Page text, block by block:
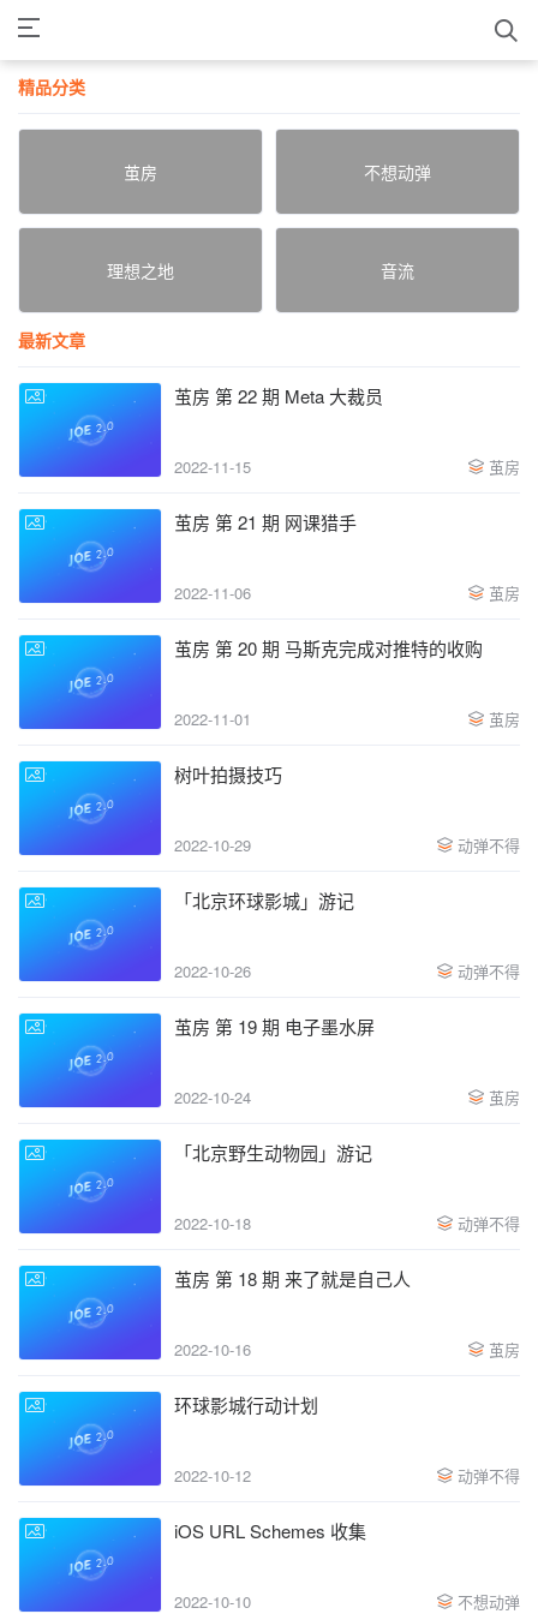
精品分类
茧房 不想动弹
理想之地 音流
最新文章
茧房 第 22 期 Meta 大裁员
2022-11-15 茧房
茧房 第 21 期 网课猎手
2022-11-06 茧房
茧房 第 20 期 马斯克完成对推特的收购
2022-11-01 茧房
树叶拍摄技巧
2022-10-29 动弹不得
「北京环球影城」游记
2022-10-26 动弹不得
茧房 第 19 期 电子墨水屏
2022-10-24 茧房
「北京野生动物园」游记
2022-10-18 动弹不得
茧房 第 18 期 来了就是自己人
2022-10-16 茧房
环球影城行动计划
2022-10-12 动弹不得
iOS URL Schemes 收集
2022-10-10 不想动弹